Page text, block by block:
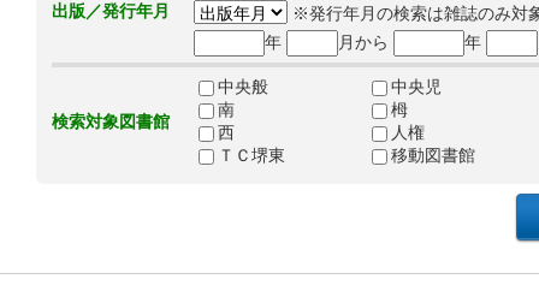
出版／発行年月
※発行年月の検索は雑誌のみ対
年
月から 年
検索対象図書館
中央般
中央児
南
栂
西
人権
ＴＣ堺東
移動図書館